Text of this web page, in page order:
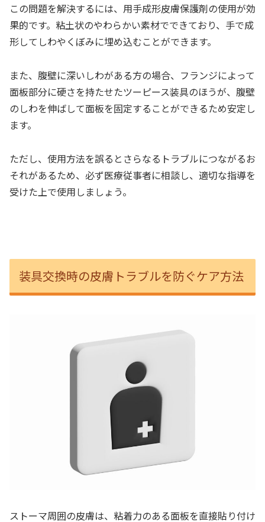
この問題を解決するには、用手成形皮膚保護剤の使用が効
果的です。粘土状のやわらかい素材でできており、手で成
形してしわやくぼみに埋め込むことができます。
また、腹壁に深いしわがある方の場合、フランジによって
面板部分に硬さを持たせたツーピース装具のほうが、腹壁
のしわを伸ばして面板を固定することができるため安定し
ます。
ただし、使用方法を誤るとさらなるトラブルにつながるお
それがあるため、必ず医療従事者に相談し、適切な指導を
受けた上で使用しましょう。
装具交換時の皮膚トラブルを防ぐケア方法
ストーマ周囲の皮膚は、粘着力のある面板を直接貼り付け